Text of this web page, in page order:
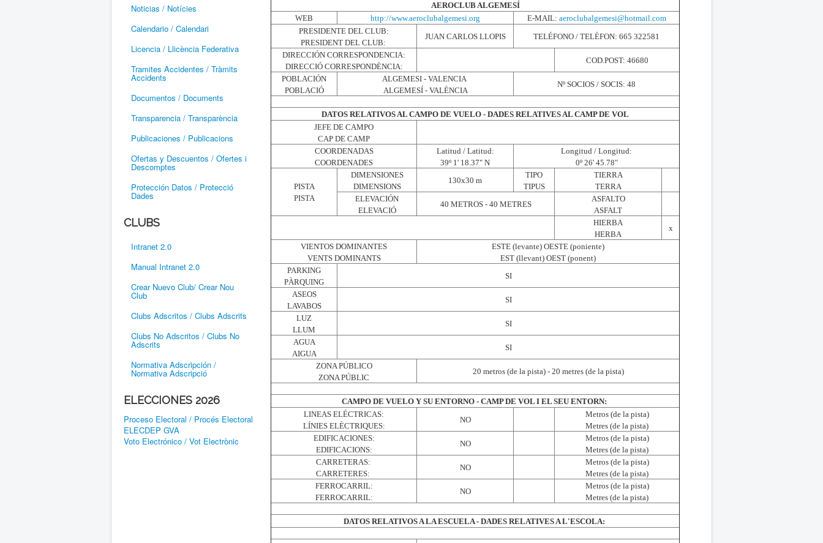
Noticias / Notícies
Calendario / Calendari
Licencia / Llicència Federativa
Tramites Accidentes / Tràmits
Accidents
Documentos / Documents
Transparencia / Transparència
Publicaciones / Publicacions
Ofertas y Descuentos / Ofertes i
Descomptes
Protección Datos / Protecció
Dades
CLUBS
Intranet 2.0
Manual Intranet 2.0
Crear Nuevo Club/ Crear Nou
Club
Clubs Adscritos / Clubs Adscrits
Clubs No Adscritos / Clubs No
Adscrits
Normativa Adscripción /
Normativa Adscripció
ELECCIONES 2026
Proceso Electoral / Procés Electoral
ELECDEP GVA
Voto Electrónico / Vot Electrònic
AEROCLUB ALGEMESÍ
WEB
http://www.aeroclubalgemesi.org E-MAIL: aeroclubalgemesi@hotmail.com
PRESIDENTE DEL CLUB:
PRESIDENT DEL CLUB:
JUAN CARLOS LLOPIS
TELÉFONO / TELÈFON: 665 322581
DIRECCIÓN CORRESPONDENCIA:
DIRECCIÓ CORRESPONDÈNCIA:
COD.POST: 46680
POBLACIÓN
POBLACIÓ
ALGEMESI - VALENCIA
ALGEMESÍ - VALÈNCIA
Nº SOCIOS / SOCIS: 48
DATOS RELATIVOS AL CAMPO DE VUELO - DADES RELATIVES AL CAMP DE VOL
JEFE DE CAMPO
CAP DE CAMP
COORDENADAS
COORDENADES
Latitud / Latitud:
39º 1' 18.37" N
Longitud / Longitud:
0º 26' 45.78"
PISTA
PISTA
DIMENSIONES
DIMENSIONS
130x30 m
TIPO
TIPUS
TIERRA
TERRA
ELEVACIÓN
ELEVACIÓ
40 METROS - 40 METRES
ASFALTO
ASFALT
HIERBA
HERBA
x
VIENTOS DOMINANTES
VENTS DOMINANTS
ESTE (levante) OESTE (poniente)
EST (llevant) OEST (ponent)
PARKING
PÀRQUING
SI
ASEOS
LAVABOS
SI
LUZ
LLUM
SI
AGUA
AIGUA
SI
ZONA PÚBLICO
ZONA PÚBLIC
20 metros (de la pista) - 20 metres (de la pista)
CAMPO DE VUELO Y SU ENTORNO - CAMP DE VOL I EL SEU ENTORN:
LINEAS ELÉCTRICAS:
LÍNIES ELÈCTRIQUES:
NO
Metros (de la pista)
Metres (de la pista)
EDIFICACIONES:
EDIFICACIONS:
NO
Metros (de la pista)
Metres (de la pista)
CARRETERAS:
CARRETERES:
NO
Metros (de la pista)
Metres (de la pista)
FERROCARRIL:
FERROCARRIL:
NO
Metros (de la pista)
Metres (de la pista)
DATOS RELATIVOS A LA ESCUELA - DADES RELATIVES A L'ESCOLA: